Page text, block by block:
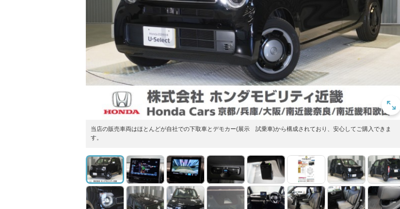
当店の販売車両はほとんどが自社での下取車とデモカー(展示 試乗車)から構成されており、安心してご購入できま
す。